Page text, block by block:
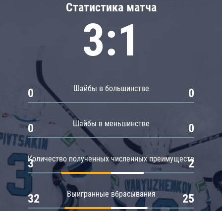
Статистика матча
3:1
Шайбы в большинстве
0 0
Шайбы в меньшинстве
0 0
Количество полученных численных преимуществ
3 2
Выигранные вбрасывания
32 25